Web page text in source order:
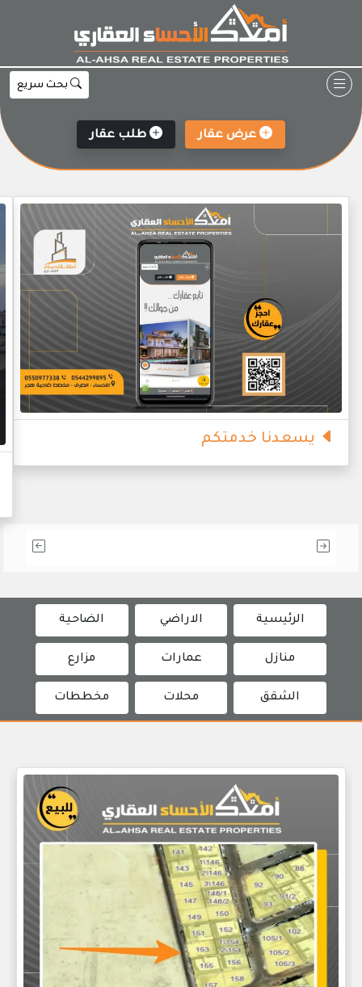
بحث سريع
عرض عقار طلب عقار
يسعدنا خدمتكم
الرئيسية الاراضي الضاحية
منازل عمارات مزارع
الشقق محلات مخططات